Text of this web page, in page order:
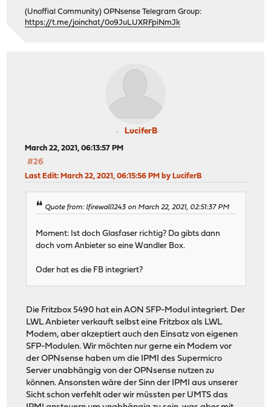
(Unoffial Community) OPNsense Telegram Group:
https://t.me/joinchat/0o9JuLUXRFpiNmJk
LuciferB
March 22, 2021, 06:13:57 PM
#26
Last Edit: March 22, 2021, 06:15:56 PM by LuciferB
Quote from: lfirewall1243 on March 22, 2021, 02:51:37 PM
Moment: Ist doch Glasfaser richtig? Da gibts dann
doch vom Anbieter so eine Wandler Box.
Oder hat es die FB integriert?
Die Fritzbox 5490 hat ein AON SFP-Modul integriert. Der
LWL Anbieter verkauft selbst eine Fritzbox als LWL
Modem, aber akzeptiert auch den Einsatz von eigenen
SFP-Modulen. Wir möchten nur gerne ein Modem vor
der OPNsense haben um die IPMI des Supermicro
Server unabhängig von der OPNsense nutzen zu
können. Ansonsten wäre der Sinn der IPMI aus unserer
Sicht schon verfehlt oder wir müssten per UMTS das